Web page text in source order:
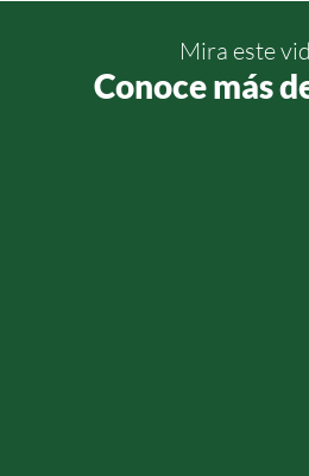
Mira este
Conoce más